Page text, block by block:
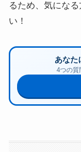
るため、気にな
い！
あなた
4つの質